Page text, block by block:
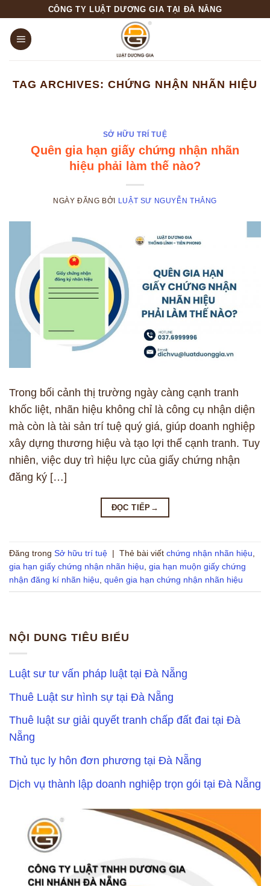
content
CÔNG TY LUẬT DƯƠNG GIA TẠI ĐÀ NẴNG
TAG ARCHIVES: CHỨNG NHẬN NHÃN HIỆU
SỞ HỮU TRÍ TUỆ
Quên gia hạn giấy chứng nhận nhãn
hiệu phải làm thế nào?
NGÀY ĐĂNG BỞI LUẬT SƯ NGUYỄN THẮNG
Trong bối cảnh thị trường ngày càng cạnh tranh
khốc liệt, nhãn hiệu không chỉ là công cụ nhận diện
mà còn là tài sản trí tuệ quý giá, giúp doanh nghiệp
xây dựng thương hiệu và tạo lợi thế cạnh tranh. Tuy
nhiên, việc duy trì hiệu lực của giấy chứng nhận
đăng ký […]
ĐỌC TIẾP →
Đăng trong Sở hữu trí tuệ | Thẻ bài viết chứng nhận nhãn hiệu
gia hạn giấy chứng nhận nhãn hiệu gia hạn muộn giấy chứng
nhận đăng kí nhãn hiệu quên gia hạn chứng nhận nhãn hiệu
NỘI DUNG TIÊU BIỂU
Luật sư tư vấn pháp luật tại Đà Nẵng
Thuê Luật sư hình sự tại Đà Nẵng
Thuê luật sư giải quyết tranh chấp đất đai tại Đà
Nẵng
Thủ tục ly hôn đơn phương tại Đà Nẵng
Dịch vụ thành lập doanh nghiệp trọn gói tại Đà Nẵng